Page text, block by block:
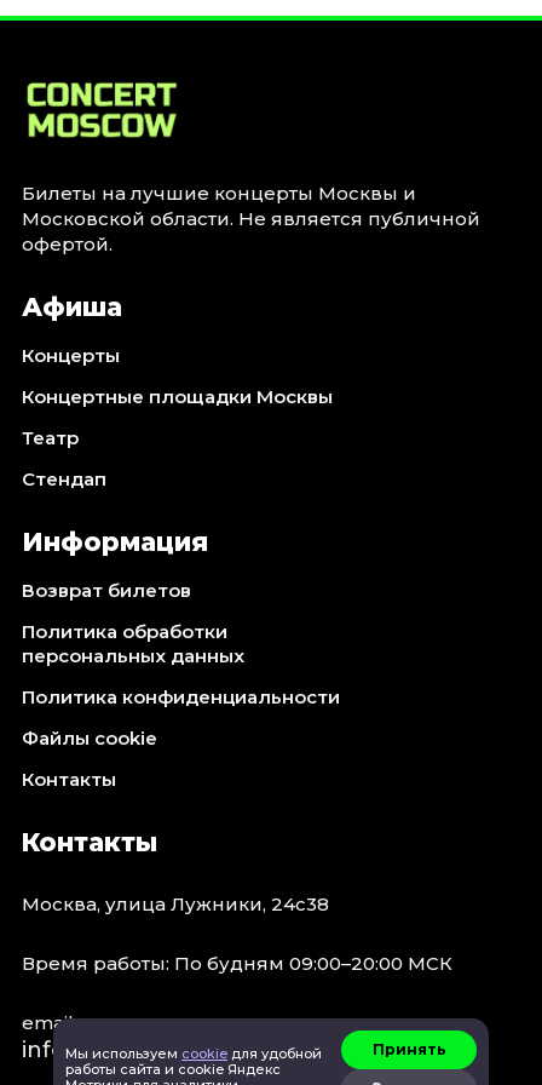
Август 2026
Сентябрь 2026
Ноябрь 2026
Декабрь 2026
Август 2026
Декабрь 2026
Январь 2027
Экскурсии
Октябрь 2026
Спорт
Август 2026
Октябрь 2026
Январь 2027
Площадки
Билеты на лучшие концерты Москвы и
Московской области. Не является публичной
офертой.
Афиша
Концерты
Концертные площадки Москвы
Театр
Стендап
Информация
Возврат билетов
Политика обработки
персональных данных
Политика конфиденциальности
Файлы cookie
Контакты
Контакты
Москва, улица Лужники, 24с38
Время работы: По будням 09:00–20:00 МСК
email:
info@concert.moscow
Мы используем cookie для удобной
работы сайта и cookie Яндекс
Принять